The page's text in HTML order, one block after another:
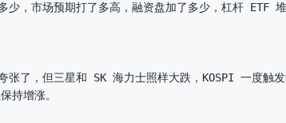
少，市场预期打了多高，融资盘加了多少，杠杆 ETF 堆
了，但三星和 SK 海力士照样大跌，KOSPI 一度触
持增涨。